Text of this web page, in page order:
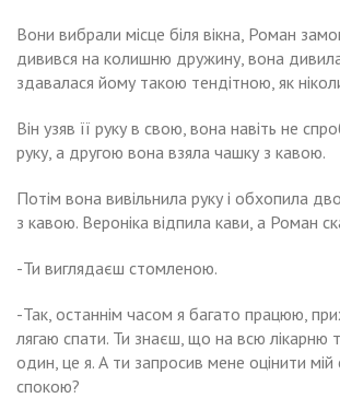
Вони вибрали місце біля вікна, Роман
дивився на колишню дружину, вона
здавалася йому такою тендітною, як
Він узяв її руку в свою, вона навіть не
руку, а другою вона взяла чашку з кавою.
Потім вона вивільнила руку і обхопила
з кавою. Вероніка відпила кави, а Роман
-Ти виглядаєш стомленою.
-Так, останнім часом я багато працюю,
лягаю спати. Ти знаєш, що на всю лікарню
один, це я. А ти запросив мене оцінити
спокою?